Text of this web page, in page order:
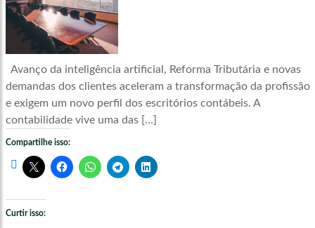
Avanço da inteligência artificial, Reforma Tributária e novas
demandas dos clientes aceleram a transformação da profissão
e exigem um novo perfil dos escritórios contábeis. A
contabilidade vive uma das […]
Compartilhe isso:
Curtir isso: